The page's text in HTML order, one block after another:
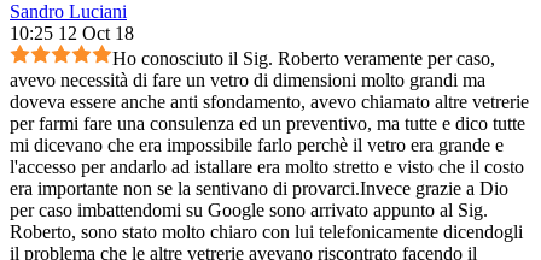
Sandro Luciani
10:25 12 Oct 18
Ho conosciuto il Sig. Roberto veramente per caso,
avevo necessità di fare un vetro di dimensioni molto grandi ma
doveva essere anche anti sfondamento, avevo chiamato altre vetrerie
per farmi fare una consulenza ed un preventivo, ma tutte e dico tutte
mi dicevano che era impossibile farlo perchè il vetro era grande e
l'accesso per andarlo ad istallare era molto stretto e visto che il costo
era importante non se la sentivano di provarci.Invece grazie a Dio
per caso imbattendomi su Google sono arrivato appunto al Sig.
Roberto, sono stato molto chiaro con lui telefonicamente dicendogli
il problema che le altre vetrerie avevano riscontrato facendo il